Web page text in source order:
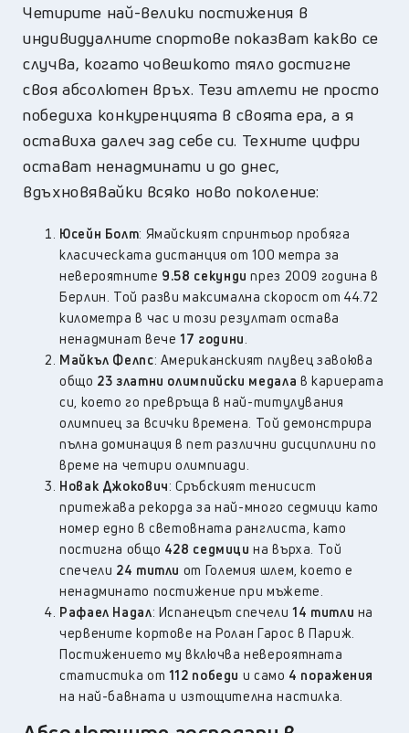
Четирите най-велики постижения в
индивидуалните спортове показват какво се
случва, когато човешкото тяло достигне
своя абсолютен връх. Тези атлети не просто
победиха конкуренцията в своята ера, а я
оставиха далеч зад себе си. Техните цифри
остават ненадминати и до днес,
вдъхновявайки всяко ново поколение:
Юсейн Болт: Ямайският спринтьор пробяга
класическата дистанция от 100 метра за
невероятните 9.58 секунди през 2009 година в
Берлин. Той разви максимална скорост от 44.72
километра в час и този резултат остава
ненадминат вече17 години
Майкъл Фелпс: Американският плувец завоюва
общо 23 златни олимпийски медала в кариерата
си, което го превръща в най-титулувания
олимпиец за всички времена. Той демонстрира
пълна доминация в пет различни дисциплини по
време на четири олимпиади.
Новак Джокович: Сръбският тенисист
притежава рекорда за най-много седмици като
номер едно в световната ранглиста, като
постигна общо 428 седмици на върха. Той
спечели 24 титли от Големия шлем, което е
ненадминато постижение при мъжете.
Рафаел Надал: Испанецът спечели14 титли на
червените кортове на Ролан Гарос в Париж.
Постижението му включва невероятната
статистика от 112 победи и само 4 поражения
на най-бавната и изтощителна настилка.